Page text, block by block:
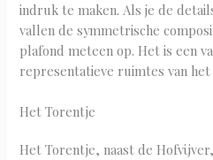
indruk te maken. Als je de
vallen de symmetrische
plafond meteen op. Het is een
representatieve ruimtes van
Het Torentje
Het Torentje, naast de